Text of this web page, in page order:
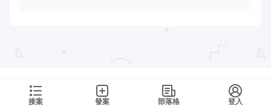
接案 發案 部落格 登入